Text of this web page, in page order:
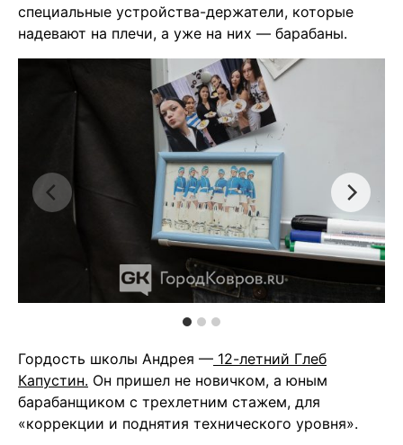
специальные устройства-держатели, которые
надевают на плечи, а уже на них — барабаны.
Гордость школы Андрея — 12-летний Глеб
Капустин. Он пришел не новичком, а юным
барабанщиком с трехлетним стажем, для
«коррекции и поднятия технического уровня».